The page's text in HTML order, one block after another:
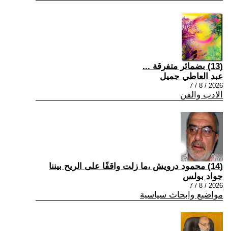
(13) بضمائر متفرقة ...
عبد العاطي جميل
2026 / 8 / 7
الادب والفن
(14) محمود درويش ،ما زلت واقفًا على الريح بيننا
جواد بولس
2026 / 8 / 7
مواضيع وابحاث سياسية